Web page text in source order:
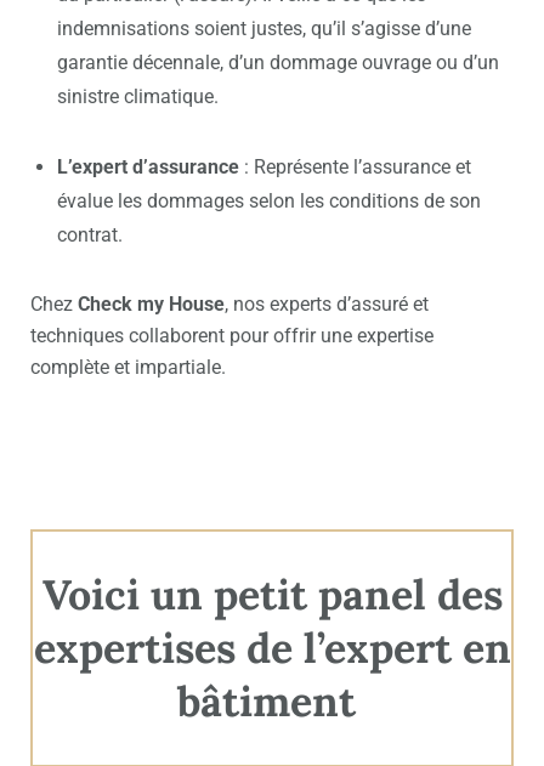
indemnisations soient justes, qu’il s’agisse d’une
garantie décennale, d’un dommage ouvrage ou d’un
sinistre climatique.
L’expert d’assurance : Représente l’assurance et
évalue les dommages selon les conditions de son
contrat.
Chez Check my House, nos experts d’assuré et
techniques collaborent pour offrir une expertise
complète et impartiale.
Voici un petit panel des
expertises de l’expert en
bâtiment